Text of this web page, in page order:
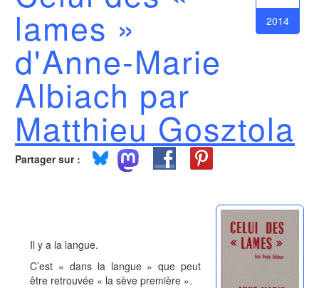
2014
lames »
d'Anne-Marie
Albiach par
Matthieu Gosztola
Partager sur :
Il y a la langue.
C’est « dans la langue » que peut
être retrouvée « la sève première ».